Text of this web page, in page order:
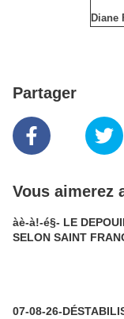
Diane
Partager
Vous aimerez
àè-à!-é§- LE
SELON SAINT
07-08-26-